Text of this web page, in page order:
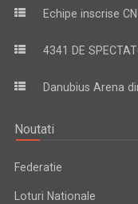
Echipe inscrise
4341 DE
Danubius Arena
Noutati
Federatie
Loturi Nationale